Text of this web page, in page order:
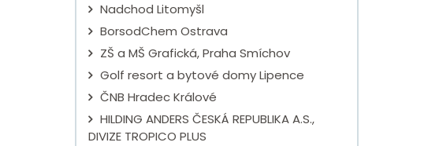
Nadchod Litomyšl
BorsodChem Ostrava
ZŠ a MŠ Grafická, Praha Smíchov
Golf resort a bytové domy Lipence
ČNB Hradec Králové
HILDING ANDERS ČESKÁ REPUBLIKA A.S.,
DIVIZE TROPICO PLUS